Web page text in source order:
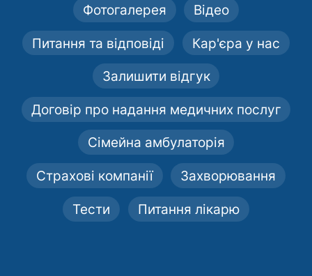
Фотогалерея Відео
Питання та відповіді Кар'єра у нас
Залишити відгук
Договір про надання медичних послуг
Сімейна амбулаторія
Страхові компанії Захворювання
Тести Питання лікарю